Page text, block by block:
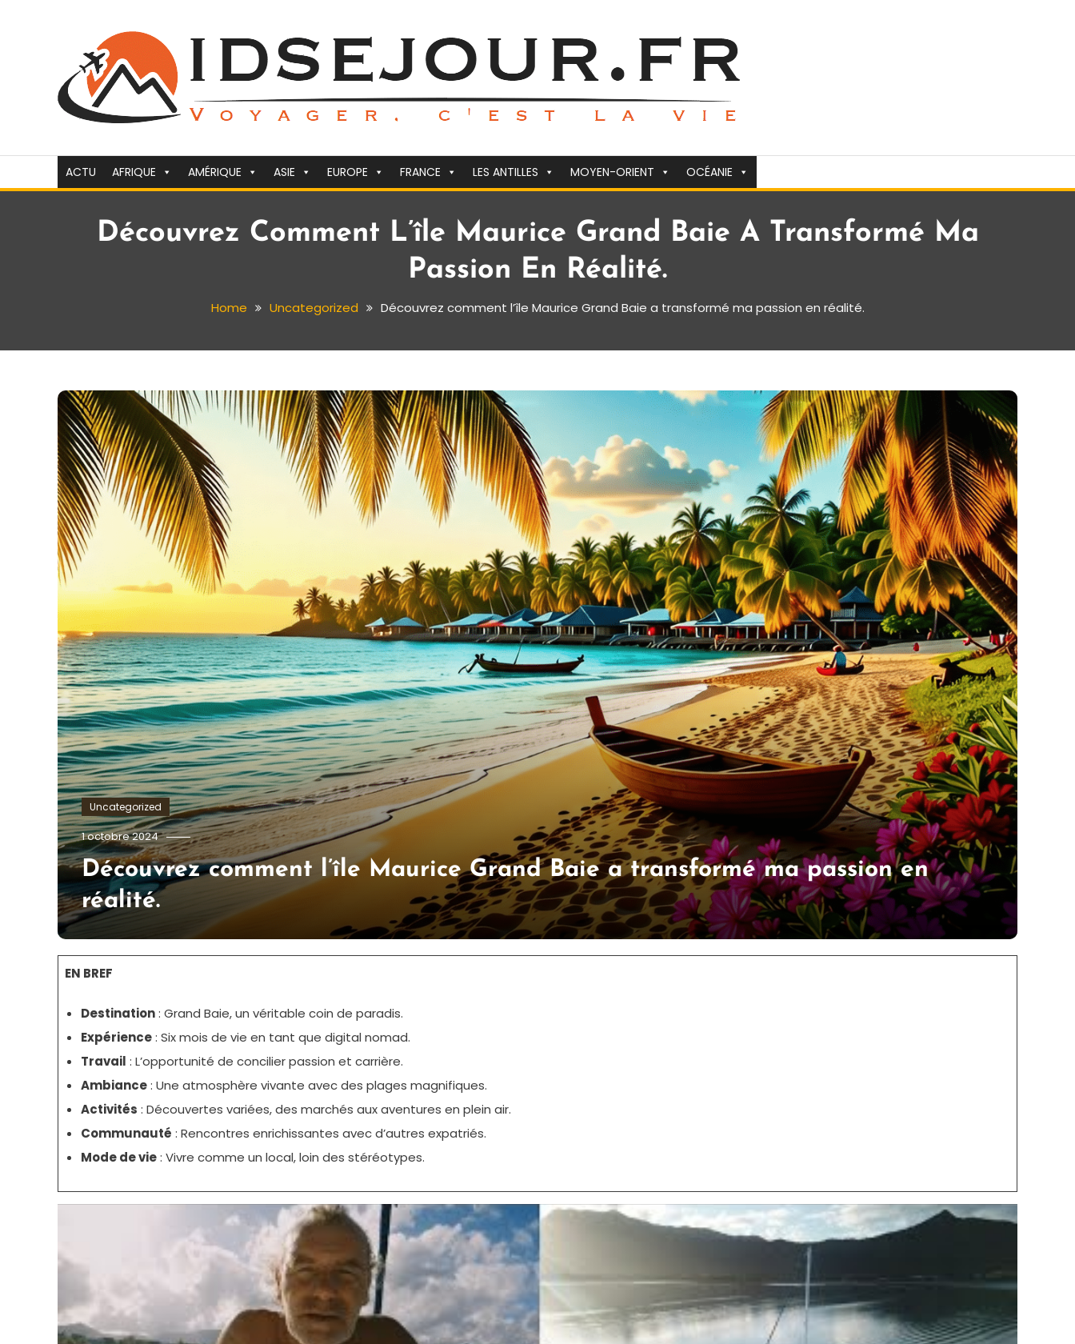
ACTU AFRIQUE AMÉRIQUE ASIE EUROPE FRANCE LES ANTILLES MOYEN-ORIENT OCÉANIE
Découvrez Comment L’île Maurice Grand Baie A Transformé Ma
Passion En Réalité.
Home Uncategorized Découvrez comment l’île Maurice Grand Baie a transformé ma passion en réalité.
Uncategorized
1 octobre 2024 Tom.Vidal.46
Découvrez comment l’île Maurice Grand Baie a transformé ma passion en
réalité.
EN BREF
Destination: Grand Baie, un véritable coin de paradis.
Expérience: Six mois de vie en tant que digital nomad.
Travail : L’opportunité de concilier passion et carrière.
Ambiance: Une atmosphère vivante avec des plages magnifiques.
Activités : Découvertes variées, des marchés aux aventures en plein air.
Communauté : Rencontres enrichissantes avec d’autres expatriés.
Mode de vie: Vivre comme un local, loin des stéréotypes.